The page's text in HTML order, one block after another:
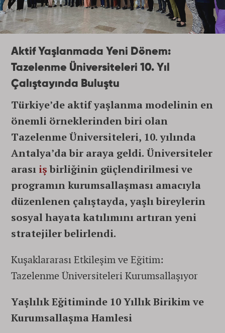
Aktif Yaşlanmada Yeni Dönem:
Tazelenme Üniversiteleri 10. Yıl
Çalıştayında Buluştu
Türkiye’de aktif yaşlanma modelinin en
önemli örneklerinden biri olan
Tazelenme Üniversiteleri, 10. yılında
Antalya’da bir araya geldi. Üniversiteler
arası işbirliğinin güçlendirilmesi ve
programın kurumsallaşması amacıyla
düzenlenen çalıştayda, yaşlı bireylerin
sosyal hayata katılımını artıran yeni
stratejiler belirlendi.
Kuşaklararası Etkileşim ve Eğitim:
Tazelenme Üniversiteleri Kurumsallaşıyor
Yaşlılık Eğitiminde 10 Yıllık Birikim ve
Kurumsallaşma Hamlesi